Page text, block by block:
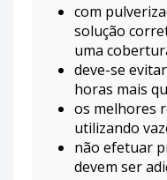
com
solução
uma
deve-se
horas mais
os melhores
utilizando
não efetuar
devem ser